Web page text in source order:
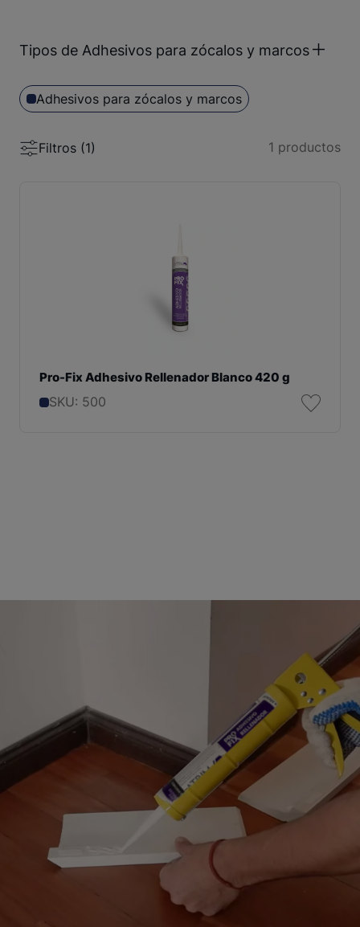
Tipos de Adhesivos para zócalos y marcos
Adhesivos para zócalos y marcos
Filtros (1) 1 productos
Pro-Fix Adhesivo Rellenador Blanco 420 g
SKU: 500